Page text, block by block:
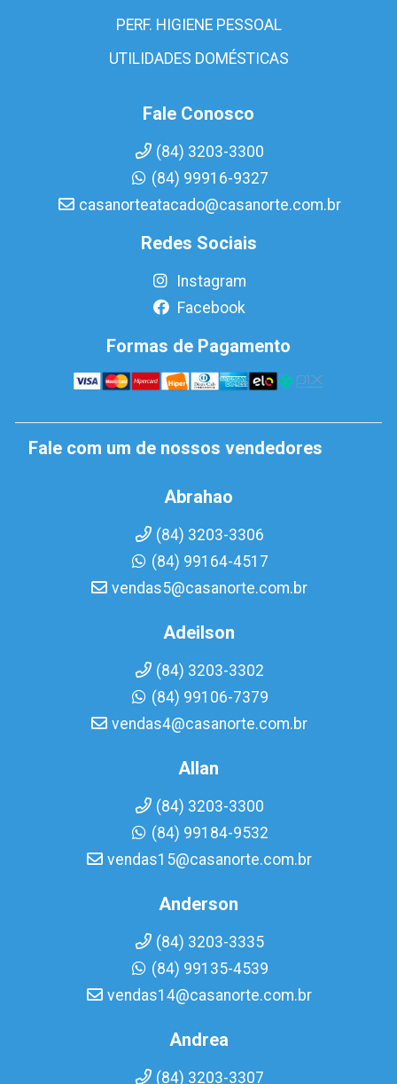
PERF. HIGIENE PESSOAL
UTILIDADES DOMÉSTICAS
Fale Conosco
(84) 3203-3300
(84) 99916-9327
casanorteatacado@casanorte.com.br
Redes Sociais
Instagram
Facebook
Formas de Pagamento
Fale com um de nossos vendedores
Abrahao
(84) 3203-3306
(84) 99164-4517
vendas5@casanorte.com.br
Adeilson
(84) 3203-3302
(84) 99106-7379
vendas4@casanorte.com.br
Allan
(84) 3203-3300
(84) 99184-9532
vendas15@casanorte.com.br
Anderson
(84) 3203-3335
(84) 99135-4539
vendas14@casanorte.com.br
Andrea
(84) 3203-3307